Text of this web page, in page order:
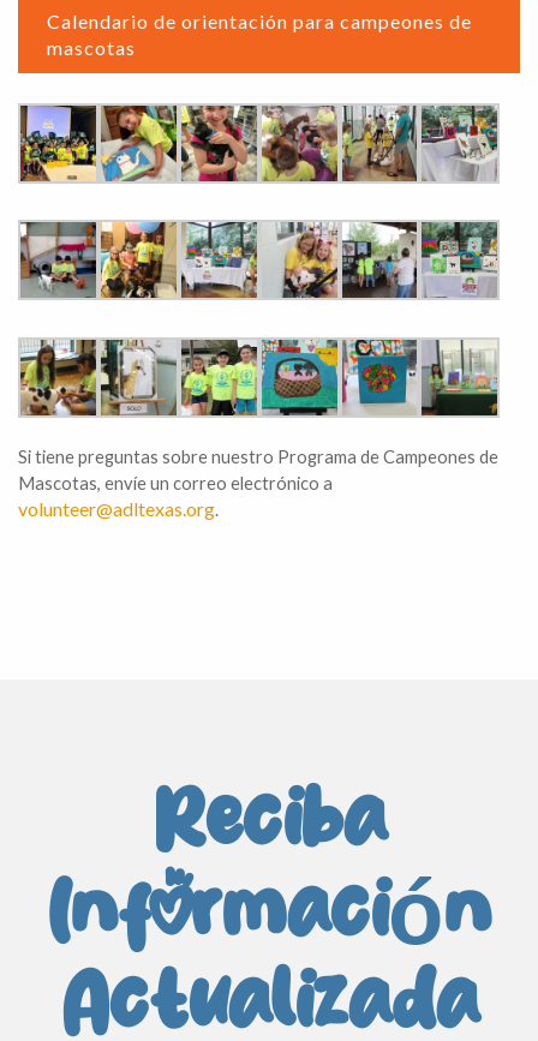
Calendario de orientación para campeones de
mascotas
Si tiene preguntas sobre nuestro Programa de Campeones de
Mascotas, envíe un correo electrónico a
volunteer@adltexas.org.
Reciba
Información
Actualizada